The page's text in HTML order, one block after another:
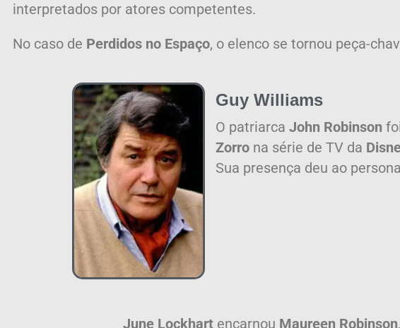
interpretados por atores competentes.
No caso de Perdidos no Espaço, o elenco se tornou peça-
Guy Williams
O patriarca John Robinson
Zorrona série de TV da
Sua presença deu ao
June Lockhartencarnou Maureen Robinson